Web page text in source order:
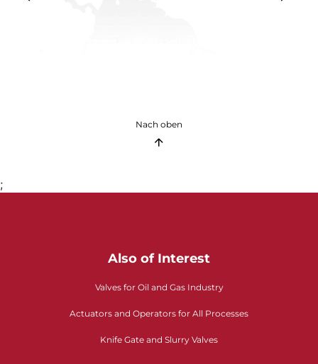
Nach oben
;
Also of Interest
Valves for Oil and Gas Industry
Actuators and Operators for All Processes
Knife Gate and Slurry Valves